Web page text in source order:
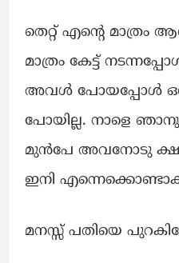
തെറ്റ് എൻ്റെ മാത്രം
മാത്രം കേട്ട്
അവൾ പോയപ്പോൾ
പോയില്ല. നാളെ
മുൻപേ അവനോടു
ഇനി
മനസ്സ് പതിയെ